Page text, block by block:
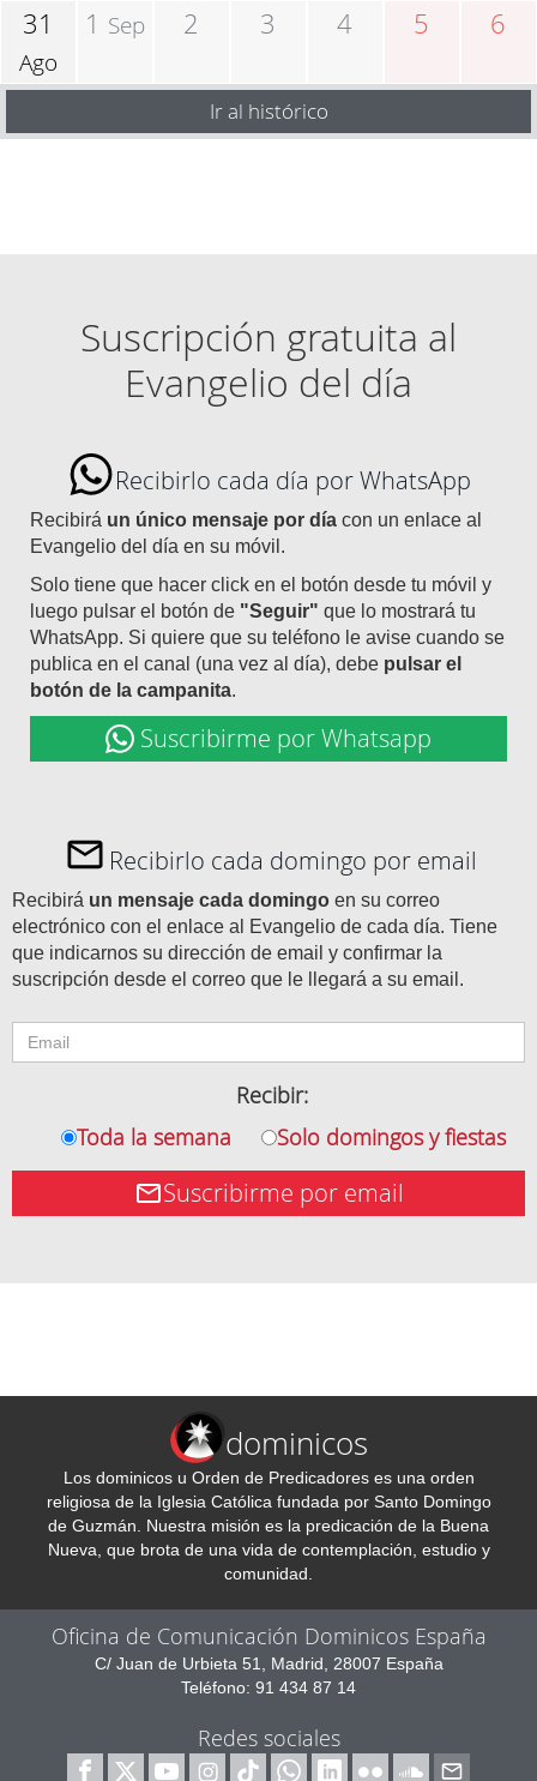
31
Ago
1 Sep 2 3 4 5 6
Ir al histórico
Suscripción gratuita al
Evangelio del día
Recibirlo cada día por WhatsApp
Recibirá un único mensaje por día con un enlace al
Evangelio del día en su móvil.
Solo tiene que hacer click en el botón desde tu móvil y
luego pulsar el botón de "Seguir" que lo mostrará tu
WhatsApp. Si quiere que su teléfono le avise cuando se
publica en el canal (una vez al día), debe pulsar el
botón de la campanita.
Suscribirme por Whatsapp
Recibirlo cada domingo por email
Recibirá un mensaje cada domingo en su correo
electrónico con el enlace al Evangelio de cada día. Tiene
que indicarnos su dirección de email y confirmar la
suscripción desde el correo que le llegará a su email.
Recibir:
Toda la semana
Solo domingos y fiestas
Suscribirme por email
dominicos
Los dominicos u Orden de Predicadores es una orden
religiosa de la Iglesia Católica fundada por Santo Domingo
de Guzmán. Nuestra misión es la predicación de la Buena
Nueva, que brota de una vida de contemplación, estudio y
comunidad.
Oficina de Comunicación Dominicos España
C/ Juan de Urbieta 51, Madrid, 28007 España
Teléfono: 91 434 87 14
Redes sociales